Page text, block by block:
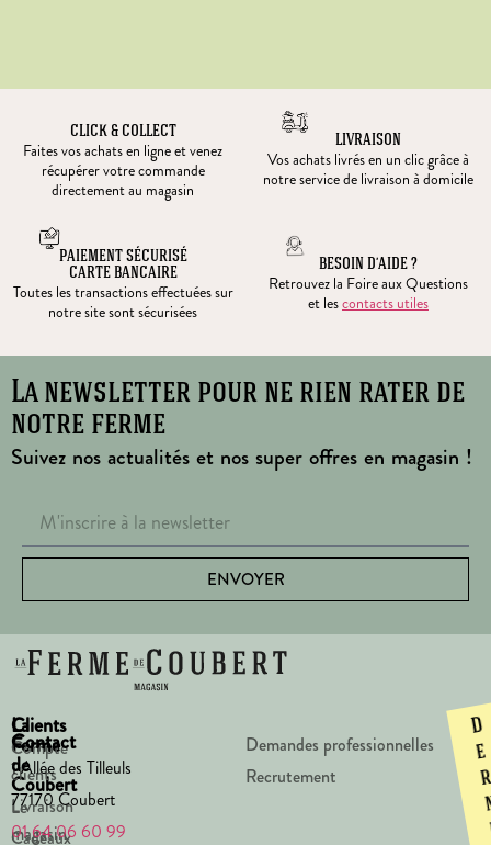
CLICK & COLLECT
Faites vos achats en ligne et venez
récupérer votre commande
directement au magasin
LIVRAISON
Vos achats livrés en un clic grâce à
notre service de livraison à domicile
PAIEMENT SÉCURISÉ
CARTE BANCAIRE
Toutes les transactions effectuées sur
notre site sont sécurisées
BESOIN D’AIDE ?
Retrouvez la Foire aux Questions
et lescontacts utiles
La newsletter pour ne rien rater de
notre ferme
Suivez nos actualités et nos super offres en magasin !
ENVOYER
La
Ferme
de
Coubert
Le
magasin
Clients
Compte
clients
Livraison
Cadeaux
Contact
1 Allée des Tilleuls
77170 Coubert
01 64 06 60 99
Demandes professionnelles
Recrutement
D
e